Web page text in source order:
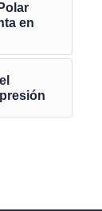
en